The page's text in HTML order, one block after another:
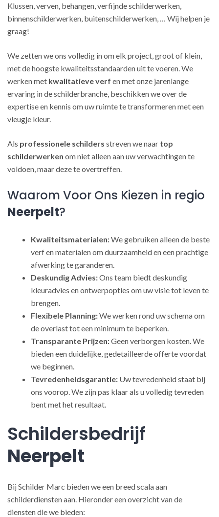
Klussen, verven, behangen, verfijnde schilderwerken,
binnenschilderwerken, buitenschilderwerken, … Wij helpen je
graag!
We zetten we ons volledig in om elk project, groot of klein,
met de hoogste kwaliteitsstandaarden uit te voeren. We
werken met kwalitatieve verf en met onze jarenlange
ervaring in de schilderbranche, beschikken we over de
expertise en kennis om uw ruimte te transformeren met een
vleugje kleur.
Als professionele schilders streven we naar top
schilderwerken om niet alleen aan uw verwachtingen te
voldoen, maar deze te overtreffen.
Waarom Voor Ons Kiezen in regio
Neerpelt?
Kwaliteitsmaterialen:We gebruiken alleen de beste
verf en materialen om duurzaamheid en een prachtige
afwerking te garanderen.
Deskundig Advies:Ons team biedt deskundig
kleuradvies en ontwerpopties om uw visie tot leven te
brengen.
Flexibele Planning:We werken rond uw schema om
de overlast tot een minimum te beperken.
Transparante Prijzen:Geen verborgen kosten. We
bieden een duidelijke, gedetailleerde offerte voordat
we beginnen.
Tevredenheidsgarantie: Uw tevredenheid staat bij
ons voorop. We zijn pas klaar als u volledig tevreden
bent met het resultaat.
Schildersbedrijf
Neerpelt
Bij Schilder Marc bieden we een breed scala aan
schilderdiensten aan. Hieronder een overzicht van de
diensten die we bieden: